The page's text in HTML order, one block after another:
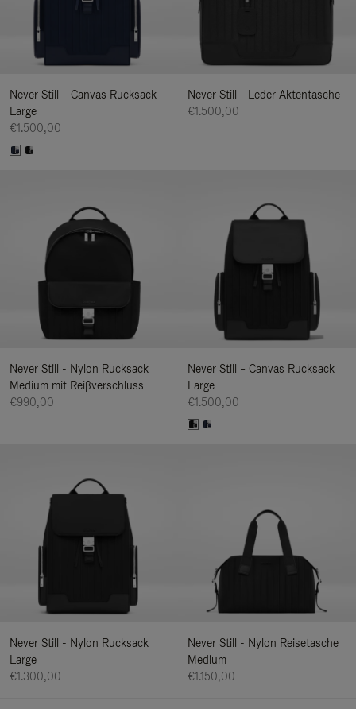
Never Still – Canvas Rucksack
Large
€1.500,00
Never Still - Leder Aktentasche
€1.500,00
Never Still - Nylon Rucksack
Medium mit Reißverschluss
€990,00
Never Still – Canvas Rucksack
Large
€1.500,00
Never Still - Nylon Rucksack
Large
€1.300,00
Never Still - Nylon Reisetasche
Medium
€1.150,00